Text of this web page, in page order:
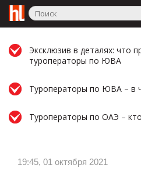
Эксклюзив в деталях: что
туроператоры по ЮВА
Туроператоры по ЮВА – в
Туроператоры по ОАЭ –
19:45, 01 октября 2021